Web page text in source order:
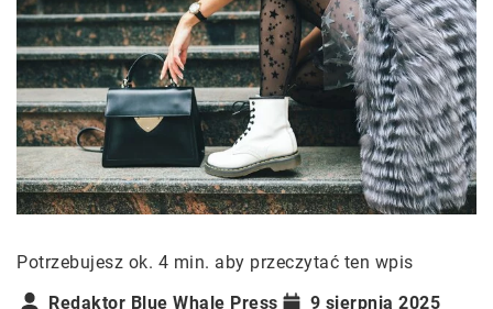
Potrzebujesz ok. 4 min. aby przeczytać ten wpis
Redaktor Blue Whale Press
9 sierpnia 2025